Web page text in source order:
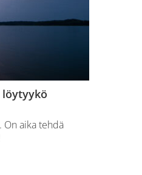
löytyykö
On aika tehdä